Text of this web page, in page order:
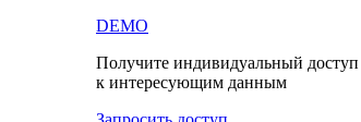
DEMO
Получите индивидуальный доступ
к интересующим данным